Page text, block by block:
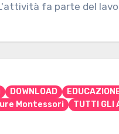
fa parte del
DOWNLOAD
Montessori
TUTTI GLI